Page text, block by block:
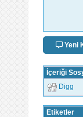
Yeni
İçeriği
Digg
Etiketler